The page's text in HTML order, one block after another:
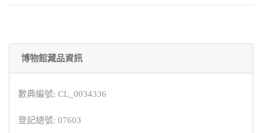
博物館藏品資訊
數典編號: CL_0034336
登記總號: 07603